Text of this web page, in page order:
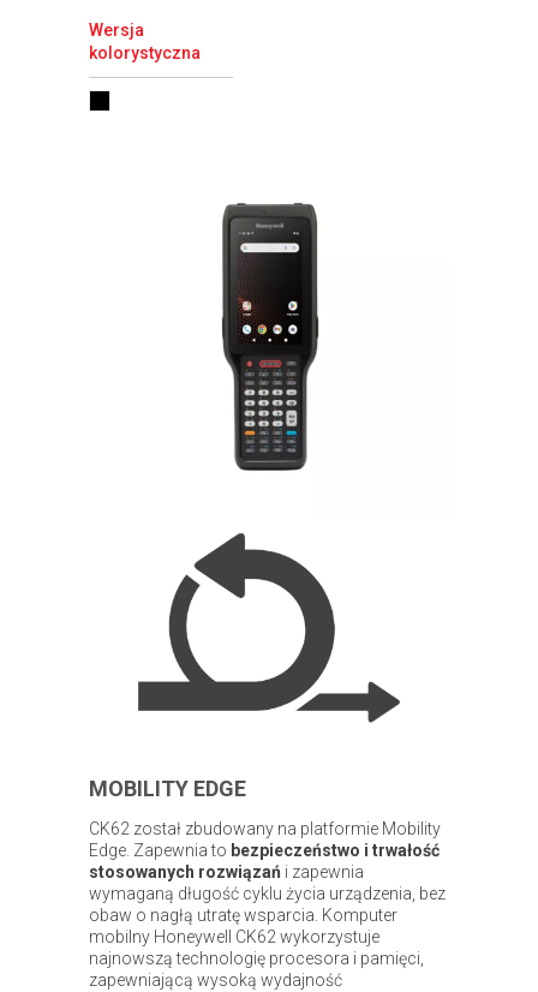
Wersja
kolorystyczna
MOBILITY EDGE
CK62 został zbudowany na platformie Mobility
Edge. Zapewnia to bezpieczeństwo i trwałość
stosowanych rozwiązań i zapewnia
wymaganą długość cyklu życia urządzenia, bez
obaw o nagłą utratę wsparcia. Komputer
mobilny Honeywell CK62 wykorzystuje
najnowszą technologię procesora i pamięci,
zapewniającą wysoką wydajność